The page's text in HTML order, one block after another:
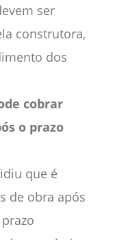
ser
construtora,
dos
cobrar
o prazo
que é
de obra após